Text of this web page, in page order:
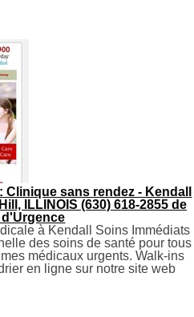
sans rendez - Kendall
ILLINOIS (630) 618-2855 de
à Kendall Soins Immédiats
des soins de santé pour tous
médicaux urgents. Walk-ins
en ligne sur notre site web